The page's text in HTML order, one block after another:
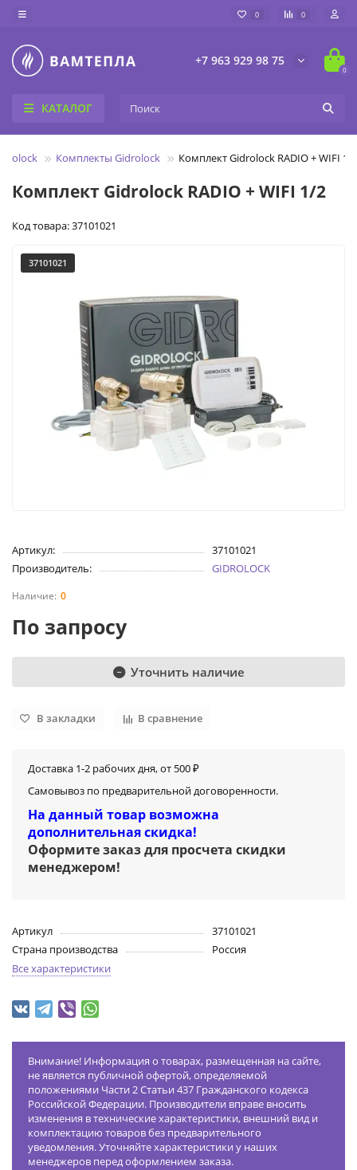
0 0
+7 963 929 98 75
0
КАТАЛОГ
Комплекты Gidrolock Комплект Gidrolock RADIO + WIFI 1/2
Комплект Gidrolock RADIO + WIFI 1/2
Код товара: 37101021
37101021
Артикул:
37101021
Производитель:
GIDROLOCK
0
По запросу
Уточнить наличие
В закладки В сравнение
Доставка 1-2 рабочих дня, от 500 ₽
Самовывоз по предварительной договоренности.
На данный товар возможна
дополнительная скидка!
Оформите заказ для просчета скидки
менеджером!
Артикул
37101021
Страна производства
Россия
Все характеристики
Внимание! Информация о товарах, размещенная на сайте,
не является публичной офертой, определяемой
положениями Части 2 Статьи 437 Гражданского кодекса
Российской Федерации. Производители вправе вносить
изменения в технические характеристики, внешний вид и
комплектацию товаров без предварительного
уведомления. Уточняйте характеристики у наших
менеджеров перед оформлением заказа.